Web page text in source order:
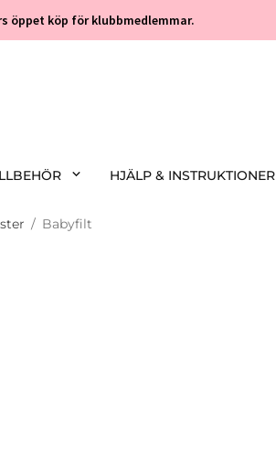
öppet köp för klubbmedlemmar.
HJÄLP & INSTRUKTIONER
/ Babyfilt